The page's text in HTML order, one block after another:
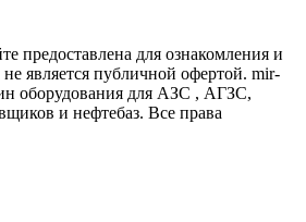
предоставлена для ознакомления и
является публичной офертой. mir-
оборудования для АЗС , АГЗС,
и нефтебаз. Все права